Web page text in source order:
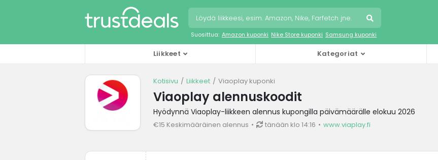
Suosittua: Amazon kuponki Nike Store kuponki Samsung kuponki
Liikkeet Kategoriat
Kotisivu Liikkeet Viaoplay kuponki
Viaoplay alennuskoodit
Hyödynnä Viaoplay-liikkeen alennus kupongilla päivämäärälle elokuu 2026
€15 Keskimääräinen alennus tänään klo 14:16 www.viaplay.fi